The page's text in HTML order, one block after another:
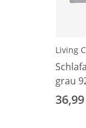
Living
grau